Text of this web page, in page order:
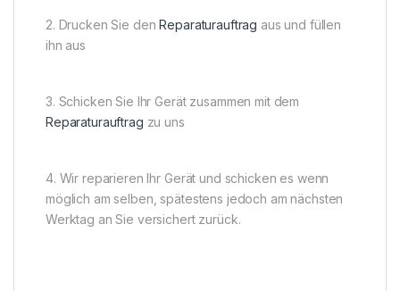
2. Drucken Sie denReparaturauftrag aus und füllen
ihn aus
3. Schicken Sie Ihr Gerät zusammen mit dem
Reparaturauftrag zu uns
4. Wir reparieren Ihr Gerät und schicken es wenn
möglich am selben, spätestens jedoch am nächsten
Werktag an Sie versichert zurück.